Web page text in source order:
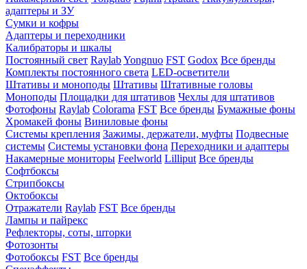
адаптеры и ЗУ
Сумки и кофры
Адаптеры и переходники
Калибраторы и шкалы
Постоянный свет RaylabYongnuo FST Godox Все бренды
Комплекты постоянного света LED-осветители
Штативы и моноподы Штативы Штативные головы
Моноподы Площадки для штативов Чехлы для штативов
Фотофоны Raylab Colorama FST Все бренды Бумажные фоны
Хромакей фоны Виниловые фоны
Системы крепления Зажимы, держатели, муфты Подвесные
системы Системы установки фона Переходники и адаптеры
Накамерные мониторы Feelworld Lilliput Все бренды
Софтбоксы
Стрипбоксы
Октобоксы
Отражатели Raylab FST Все бренды
Лампы и пайрекс
Рефлекторы, соты, шторки
Фотозонты
Фотобоксы FST Все бренды